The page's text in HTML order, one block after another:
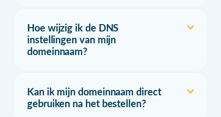
Hoe wijzig ik de DNS
instellingen van mijn
domeinnaam?
Kan ik mijn domeinnaam direct
gebruiken na het bestellen?